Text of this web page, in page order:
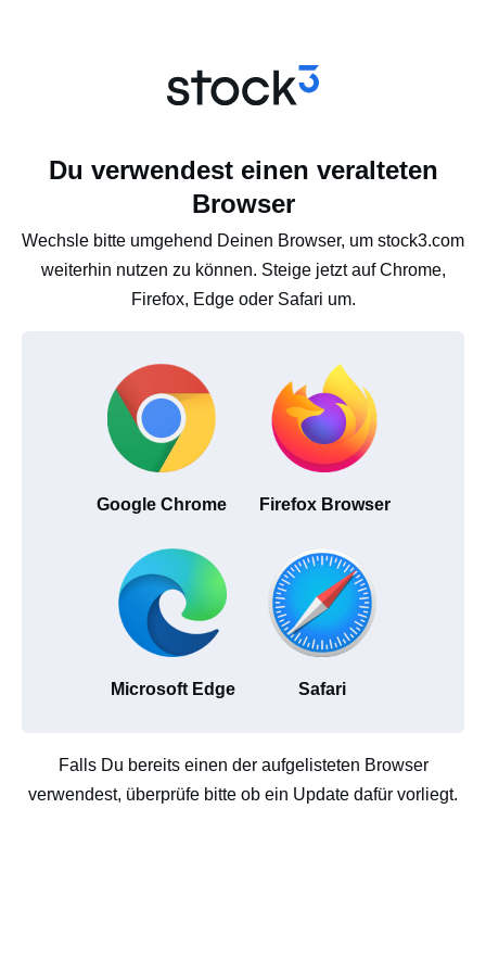
Du verwendest einen veralteten
Browser
Wechsle bitte umgehend Deinen Browser, um stock3.com
weiterhin nutzen zu können. Steige jetzt auf Chrome,
Firefox, Edge oder Safari um.
Google Chrome Firefox Browser
Microsoft Edge Safari
Falls Du bereits einen der aufgelisteten Browser
verwendest, überprüfe bitte ob ein Update dafür vorliegt.